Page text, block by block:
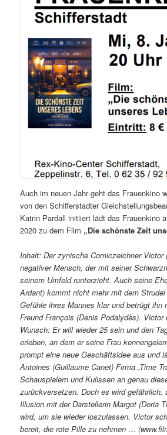
Auch im neuen Jahr geht das Frauenkino
von den Schifferstadter
Katrin Pardall initiiert lädt das Frauenkino
2020 zu dem Film „Die schönste Zeit
Inhalt: Der zynische Comiczeichner Victor
negativer Mensch, der mit seiner
seinem Umfeld runterzieht. Auch seine
Ardant) kommt nicht mehr mit dem
Gefühle ihres Mannes klar und betrügt ihn
Freund François (Denis Podalydès). Victor
Wunsch: Er will wieder 25 sein und den
erleben, an dem er seine Frau
prompt eine neue Geschäftsidee aus und
Antoines (Guillaume Canet) Firma „Time
Schauspielern und Kulissen an genau
zurückversetzen. Doch es wird gefährlich,
Illusion mit der Darstellerin Margot (Doria
wird, um sie wieder loszulassen. Victor
bereit, die rote Pille zu nehmen …